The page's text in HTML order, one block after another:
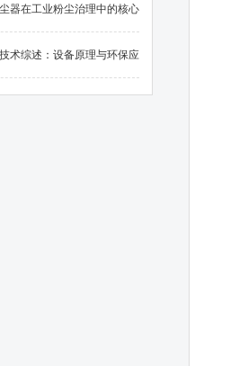
器在工业粉尘治理中的核心
术综述：设备原理与环保应